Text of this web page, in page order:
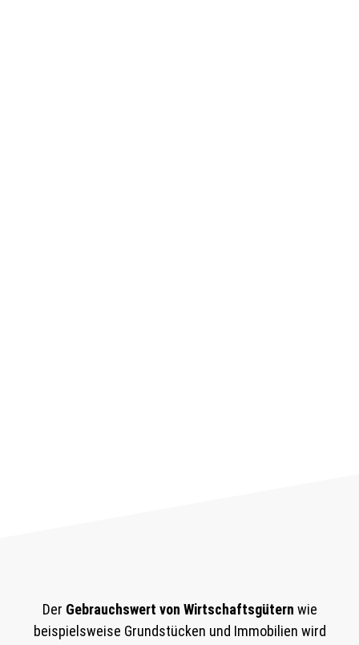
Der Gebrauchswert von Wirtschaftsgütern wie
beispielsweise Grundstücken und Immobilien wird